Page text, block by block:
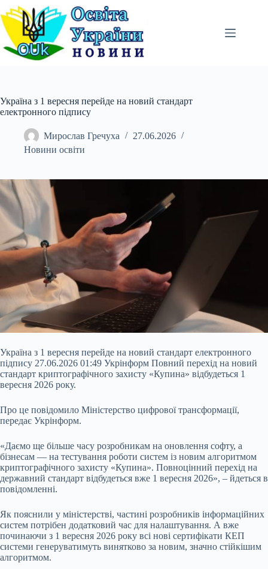
Перейти
до
вмісту
Україна з 1 вересня перейде на новий стандарт
електронного підпису
Мирослав Гречуха
27.06.2026
Новини освіти
Україна з 1 вересня перейде на новий стандарт електронного
підпису 27.06.2026 01:49 Укрінформ Повний перехід на новий
стандарт криптографічного захисту «Купина» відбудеться 1
вересня 2026 року.
Про це повідомило Міністерство цифрової трансформації,
передає Укрінформ.
«Даємо ще більше часу розробникам на оновлення софту, а
бізнесам — на тестування роботи систем із новим алгоритмом
криптографічного захисту «Купина». Повноцінний перехід на
державний стандарт відбудеться вже 1 вересня 2026», – йдеться в
повідомленні.
Як пояснили у міністерстві, частині розробників інформаційних
систем потрібен додатковий час для налаштування. А вже
починаючи з 1 вересня 2026 року всі нові сертифікати КЕП
системи генеруватимуть винятково за новим, значно стійкішим
алгоритмом.